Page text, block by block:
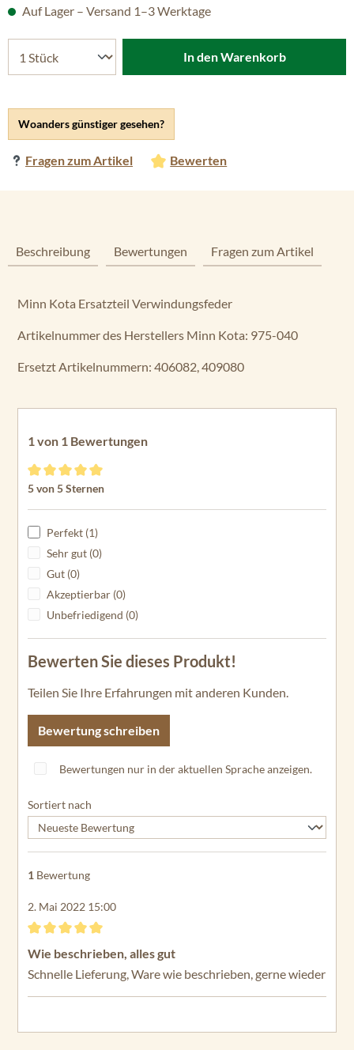
Woanders günstiger gesehen?
Fragen zum Artikel Bewerten
Auf Lager – Versand 1–3 Werktage
In den Warenkorb
Beschreibung Bewertungen Fragen zum Artikel
Minn Kota Ersatzteil Verwindungsfeder
Artikelnummer des Herstellers Minn Kota: 975-040
Ersetzt Artikelnummern: 406082, 409080
1 von 1 Bewertungen
Durchschnittliche Bewertung von 5 von 5 Sternen
5 von 5 Sternen
Perfekt (1)
Sehr gut (0)
Gut (0)
Akzeptierbar (0)
Unbefriedigend (0)
Bewerten Sie dieses Produkt!
Teilen Sie Ihre Erfahrungen mit anderen Kunden.
Bewertung schreiben
Bewertungen nur in der aktuellen Sprache anzeigen.
Sortiert nach
1 Bewertung
2. Mai 2022 15:00
Bewertung mit 5 von 5 Sternen
Wie beschrieben, alles gut
Schnelle Lieferung, Ware wie beschrieben, gerne wieder